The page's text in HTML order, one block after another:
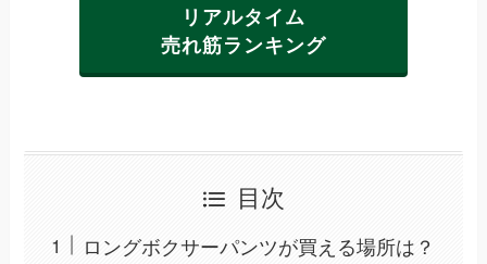
リアルタイム
売れ筋ランキング
目次
ロングボクサーパンツが買える場所は？